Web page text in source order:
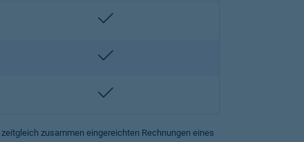
enthalten
enthalten
enthalten
zusammen eingereichten Rechnungen eines